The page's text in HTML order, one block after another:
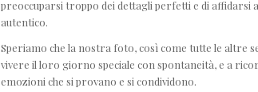
preoccuparsi troppo dei dettagli perfetti e di
autentico.
Speriamo che la nostra foto, così come tutte le altre
vivere il loro giorno speciale con spontaneità, e a
emozioni che si provano e si condividono.